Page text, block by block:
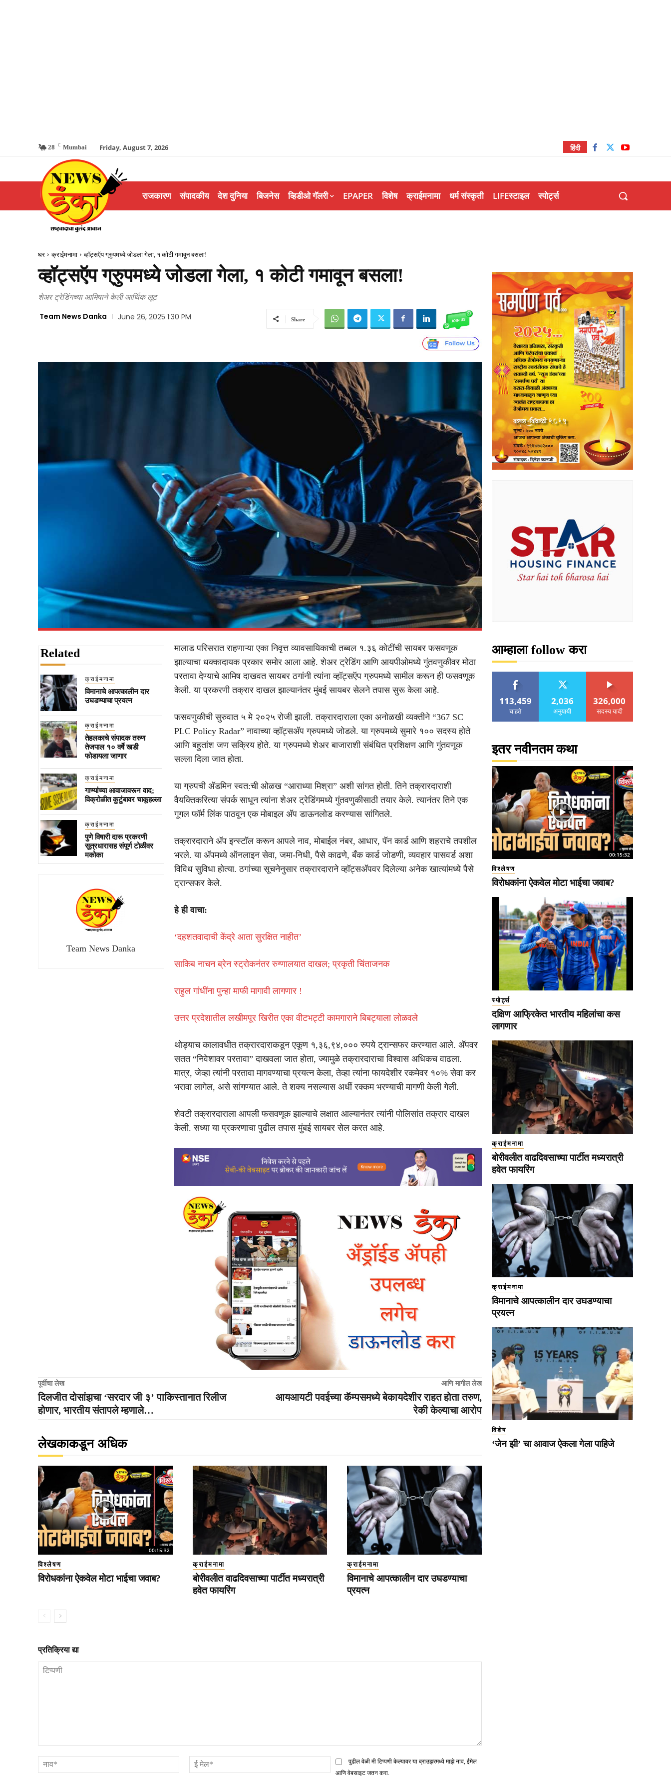
28 C Mumbai Friday, August 7, 2026 हिंदी
राजकारण संपादकीय देश दुनिया बिजनेस व्हिडीओ गॅलरी EPAPER विशेष क्राईमनामा धर्म संस्कृती LIFEस्टाइल स्पोर्ट्स
घर क्राईमनामा व्हॉट्सऍप ग्रुुपमध्ये जोडला गेला, १ कोटी गमावून बसला!
व्हॉट्सऍप ग्रुुपमध्ये जोडला गेला, १ कोटी गमावून बसला!
शेअर ट्रेडिंगच्या आमिषाने केली आर्थिक लूट
Team News Danka June 26, 2025 1:30 PM Share
Related
क्राईमनामा
विमानाचे आपत्कालीन दार
उघडण्याचा प्रयत्न
क्राईमनामा
तेहलकाचे संपादक तरुण
तेजपाल १० वर्षे खडी
फोडायला जाणार
क्राईमनामा
गाण्यांच्या आवाजावरून वाद;
विक्रोळीत कुटुंबावर चाकूहल्ला
क्राईमनामा
पुणे विषारी दारू प्रकरणी
सूत्रधारासह संपूर्ण टोळीवर
मकोका
Team News Danka
मालाड परिसरात राहणाऱ्या एका निवृत्त व्यावसायिकाची तब्बल १.३६ कोटींची सायबर फसवणूक
झाल्याचा धक्कादायक प्रकार समोर आला आहे. शेअर ट्रेडिंग आणि आयपीओमध्ये गुंतवणुकीवर मोठा
परतावा देण्याचे आमिष दाखवत सायबर ठगांनी त्यांना व्हॉट्सऍप ग्रुपमध्ये सामील करून ही फसवणूक
केली. या प्रकरणी तक्रार दाखल झाल्यानंतर मुंबई सायबर सेलने तपास सुरू केला आहे.
फसवणुकीची सुरुवात ५ मे २०२५ रोजी झाली. तक्रारदाराला एका अनोळखी व्यक्तीने “367 SC
PLC Policy Radar” नावाच्या व्हॉट्सअ‍ॅप ग्रुपमध्ये जोडले. या ग्रुपमध्ये सुमारे १०० सदस्य होते
आणि बहुतांश जण सक्रिय होते. या ग्रुपमध्ये शेअर बाजाराशी संबंधित प्रशिक्षण आणि गुंतवणूक
सल्ला दिला जात होता.
या ग्रुपची अ‍ॅडमिन स्वत:ची ओळख “आराध्या मिश्रा” अशी सांगत होती. तिने तक्रारदाराशी
वैयक्तिकरित्या संपर्क साधून त्यांना शेअर ट्रेडिंगमध्ये गुंतवणुकीसाठी तयार केले. त्यानंतर तिने एक
गूगल फॉर्म लिंक पाठवून एक मोबाइल अ‍ॅप डाऊनलोड करण्यास सांगितले.
तक्रारदाराने अ‍ॅप इन्स्टॉल करून आपले नाव, मोबाईल नंबर, आधार, पॅन कार्ड आणि शहराचे तपशील
भरले. या अ‍ॅपमध्ये ऑनलाइन सेवा, जमा-निधी, पैसे काढणे, बँक कार्ड जोडणी, व्यवहार पासवर्ड अशा
विविध सुविधा होत्या. ठगांच्या सूचनेनुसार तक्रारदाराने व्हॉट्सअ‍ॅपवर दिलेल्या अनेक खात्यांमध्ये पैसे
ट्रान्सफर केले.
हे ही वाचा:
‘दहशतवादाची केंद्रे आता सुरक्षित नाहीत’
साकिब नाचन ब्रेन स्ट्रोकनंतर रुग्णालयात दाखल; प्रकृती चिंताजनक
राहुल गांधींना पुन्हा माफी मागावी लागणार !
उत्तर प्रदेशातील लखीमपूर खिरीत एका वीटभट्टी कामगाराने बिबट्याला लोळवले
थोड्याच कालावधीत तक्रारदाराकडून एकूण १,३६,९४,००० रुपये ट्रान्सफर करण्यात आले. अ‍ॅपवर
सतत “निवेशावर परतावा” दाखवला जात होता, ज्यामुळे तक्रारदाराचा विश्वास अधिकच वाढला.
मात्र, जेव्हा त्यांनी परतावा मागवण्याचा प्रयत्न केला, तेव्हा त्यांना फायदेशीर रकमेवर १०% सेवा कर
भरावा लागेल, असे सांगण्यात आले. ते शक्य नसल्यास अर्धी रक्कम भरण्याची मागणी केली गेली.
शेवटी तक्रारदाराला आपली फसवणूक झाल्याचे लक्षात आल्यानंतर त्यांनी पोलिसांत तक्रार दाखल
केली. सध्या या प्रकरणाचा पुढील तपास मुंबई सायबर सेल करत आहे.
पूर्वीचा लेख
दिलजीत दोसांझचा ‘सरदार जी ३’ पाकिस्तानात रिलीज
होणार, भारतीय संतापले म्हणाले…
आणि मागील लेख
आयआयटी पवईच्या कॅम्पसमध्ये बेकायदेशीर राहत होता तरुण,
रेकी केल्याचा आरोप
लेखकाकडून अधिक
00:15:32
विश्लेषण
विरोधकांना ऐकवेल मोटा भाईचा जवाब?
क्राईमनामा
बोरीवलीत वाढदिवसाच्या पार्टीत मध्यरात्री
हवेत फायरिंग
क्राईमनामा
विमानाचे आपत्कालीन दार उघडण्याचा
प्रयत्न
प्रतिक्रिया द्या
नाव*
मेल*
पुढील वेळी मी टिप्पणी केल्यावर या ब्राउझरमध्ये माझे नाव, ईमेल
आणि वेबसाइट जतन करा.
आम्हाला follow करा
113,459
चाहते
2,036
अनुयायी
326,000
सदस्य यादी
इतर नवीनतम कथा
00:15:32
विश्लेषण
विरोधकांना ऐकवेल मोटा भाईचा जवाब?
स्पोर्ट्स
दक्षिण आफ्रिकेत भारतीय महिलांचा कस
लागणार
क्राईमनामा
बोरीवलीत वाढदिवसाच्या पार्टीत मध्यरात्री
हवेत फायरिंग
क्राईमनामा
विमानाचे आपत्कालीन दार उघडण्याचा
प्रयत्न
विशेष
‘जेन झी’ चा आवाज ऐकला गेला पाहिजे